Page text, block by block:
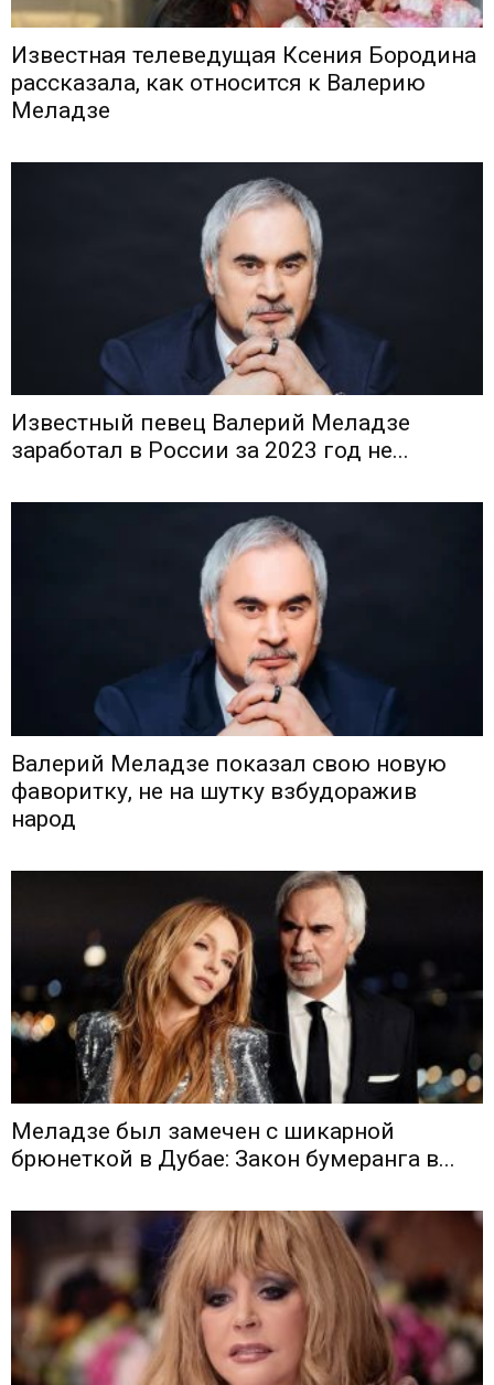
Известная телеведущая Ксения Бородина
рассказала, как относится к Валерию
Меладзе
Известный певец Валерий Меладзе
заработал в России за 2023 год не...
Валерий Меладзе показал свою новую
фаворитку, не на шутку взбудоражив
народ
Меладзе был замечен с шикарной
брюнеткой в Дубае: Закон бумеранга в...